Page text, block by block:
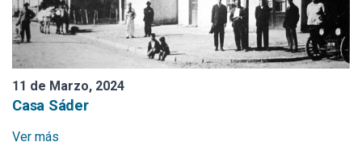
Restaurante Los Caracoles
Playas
La Onda
Iglesia La Candelaria
11 de Marzo, 2024
Casa Sáder
Ver más